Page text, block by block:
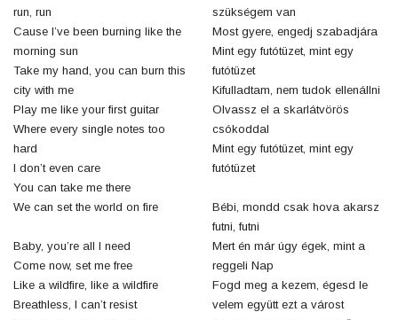
run, run
Cause I’ve been burning like the
morning sun
Take my hand, you can burn this
city with me
Play me like your first guitar
Where every single notes too
hard
I don’t even care
You can take me there
We can set the world on fire
Baby, you’re all I need
Come now, set me free
Like a wildfire, like a wildfire
Breathless, I can’t resist
szükségem van
Most gyere, engedj szabadjára
Mint egy futótüzet, mint egy
futótüzet
Kifulladtam, nem tudok ellenállni
Olvassz el a skarlátvörös
csókoddal
Mint egy futótüzet, mint egy
futótüzet
Bébi, mondd csak hova akarsz
futni, futni
Mert én már úgy égek, mint a
reggeli Nap
Fogd meg a kezem, égesd le
velem együtt ezt a várost